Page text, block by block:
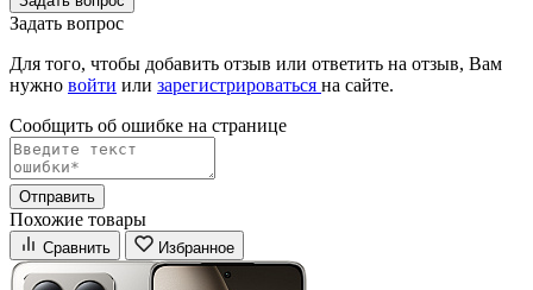
Задать вопрос
Для того, чтобы добавить отзыв или ответить на отзыв, Вам
нужно войти или зарегистрироваться на сайте.
Сообщить об ошибке на страницe
Отправить
Похожие товары
Сравнить Избранное